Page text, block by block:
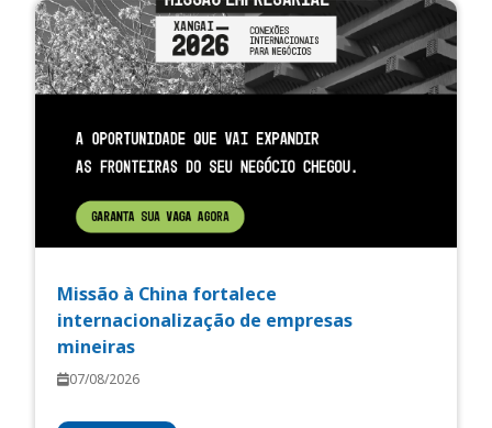
Missão à China fortalece
internacionalização de empresas
mineiras
07/08/2026